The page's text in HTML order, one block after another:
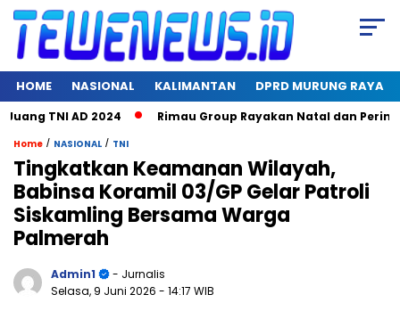
HOME NASIONAL KALIMANTAN DPRD MURUNG RAYA
TNI AD 2024 Rimau Group Rayakan Natal dan Peringati
Home / NASIONAL / TNI
Tingkatkan Keamanan Wilayah,
Babinsa Koramil 03/GP Gelar Patroli
Siskamling Bersama Warga
Palmerah
Admin1
- Jurnalis
Selasa, 9 Juni 2026 - 14:17 WIB